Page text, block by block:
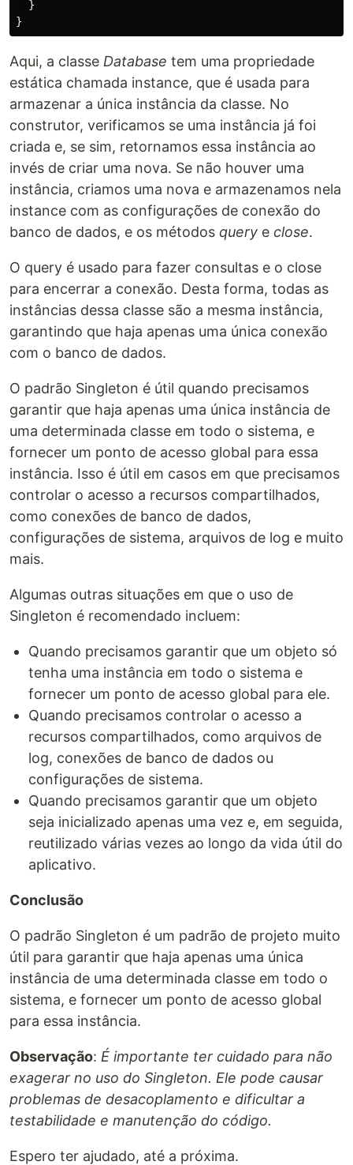
}
}
Aqui, a classe Database tem uma propriedade
estática chamada instance, que é usada para
armazenar a única instância da classe. No
construtor, verificamos se uma instância já foi
criada e, se sim, retornamos essa instância ao
invés de criar uma nova. Se não houver uma
instância, criamos uma nova e armazenamos nela
instance com as configurações de conexão do
banco de dados, e os métodos query e close.
O query é usado para fazer consultas e o close
para encerrar a conexão. Desta forma, todas as
instâncias dessa classe são a mesma instância,
garantindo que haja apenas uma única conexão
com o banco de dados.
O padrão Singleton é útil quando precisamos
garantir que haja apenas uma única instância de
uma determinada classe em todo o sistema, e
fornecer um ponto de acesso global para essa
instância. Isso é útil em casos em que precisamos
controlar o acesso a recursos compartilhados,
como conexões de banco de dados,
configurações de sistema, arquivos de log e muito
mais.
Algumas outras situações em que o uso de
Singleton é recomendado incluem:
Quando precisamos garantir que um objeto só
tenha uma instância em todo o sistema e
fornecer um ponto de acesso global para ele.
Quando precisamos controlar o acesso a
recursos compartilhados, como arquivos de
log, conexões de banco de dados ou
configurações de sistema.
Quando precisamos garantir que um objeto
seja inicializado apenas uma vez e, em seguida,
reutilizado várias vezes ao longo da vida útil do
aplicativo.
Conclusão
O padrão Singleton é um padrão de projeto muito
útil para garantir que haja apenas uma única
instância de uma determinada classe em todo o
sistema, e fornecer um ponto de acesso global
para essa instância.
Observação: É importante ter cuidado para não
exagerar no uso do Singleton. Ele pode causar
problemas de desacoplamento e dificultar a
testabilidade e manutenção do código.
Espero ter ajudado, até a próxima.